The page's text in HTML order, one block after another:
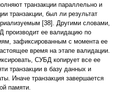
транзакции параллельно и
транзакции, был ли результат
[38]. Другими словами,
производит ее валидацию по
зафиксированным с момента ее
время на этапе валидации.
СУБД копирует все ее
транзакции в базу данных и
Иначе транзакция завершается
памяти.